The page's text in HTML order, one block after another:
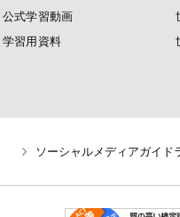
公式学習動画
学習用資料
ソーシャルメディアガイド